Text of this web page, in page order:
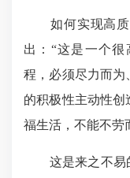
如何实现高质
出：“这是一个
程，必须尽力而为
的积极性主动性
福生活，不能不劳
这是来之不易的